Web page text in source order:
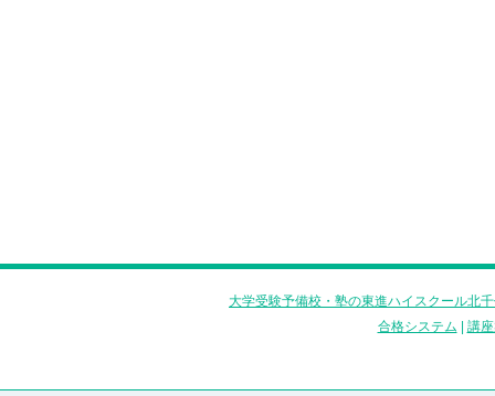
大学受験予備校・塾の東進ハイスクール北
合格システム
講